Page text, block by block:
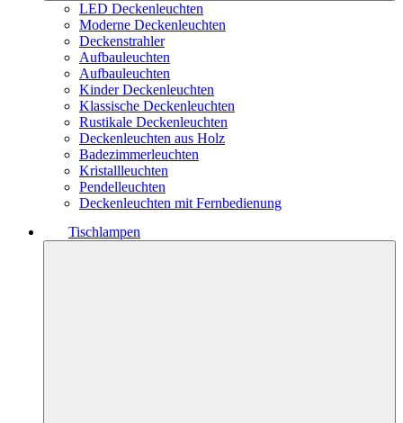
LED Deckenleuchten
Moderne Deckenleuchten
Deckenstrahler
Aufbauleuchten
Aufbauleuchten
Kinder Deckenleuchten
Klassische Deckenleuchten
Rustikale Deckenleuchten
Deckenleuchten aus Holz
Badezimmerleuchten
Kristallleuchten
Pendelleuchten
Deckenleuchten mit Fernbedienung
Tischlampen